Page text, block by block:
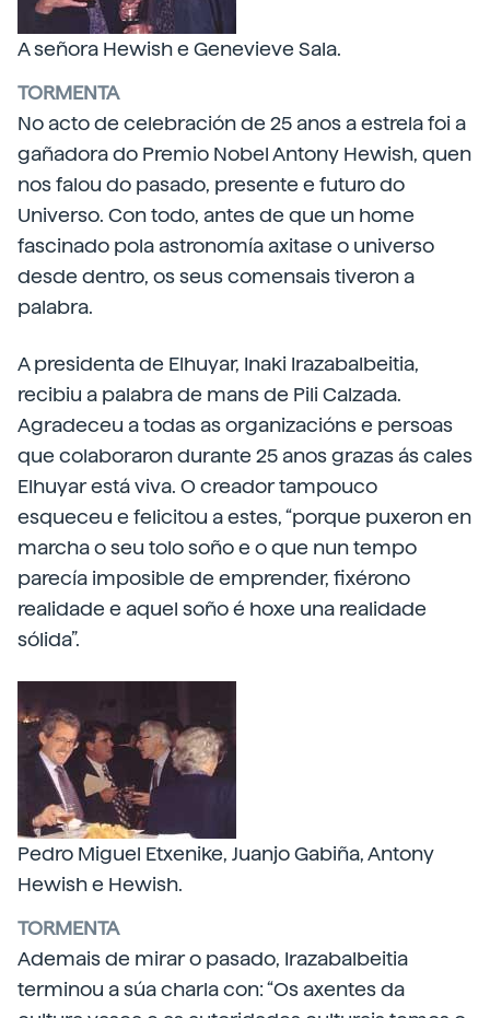
A señora Hewish e Genevieve Sala.
TORMENTA
No acto de celebración de 25 anos a estrela foi a
gañadora do Premio Nobel Antony Hewish, quen
nos falou do pasado, presente e futuro do
Universo. Con todo, antes de que un home
fascinado pola astronomía axitase o universo
desde dentro, os seus comensais tiveron a
palabra.
A presidenta de Elhuyar, Inaki Irazabalbeitia,
recibiu a palabra de mans de Pili Calzada.
Agradeceu a todas as organizacións e persoas
que colaboraron durante 25 anos grazas ás cales
Elhuyar está viva. O creador tampouco
esqueceu e felicitou a estes, “porque puxeron en
marcha o seu tolo soño e o que nun tempo
parecía imposible de emprender, fixérono
realidade e aquel soño é hoxe una realidade
sólida”.
Pedro Miguel Etxenike, Juanjo Gabiña, Antony
Hewish e Hewish.
TORMENTA
Ademais de mirar o pasado, Irazabalbeitia
terminou a súa charla con: “Os axentes da